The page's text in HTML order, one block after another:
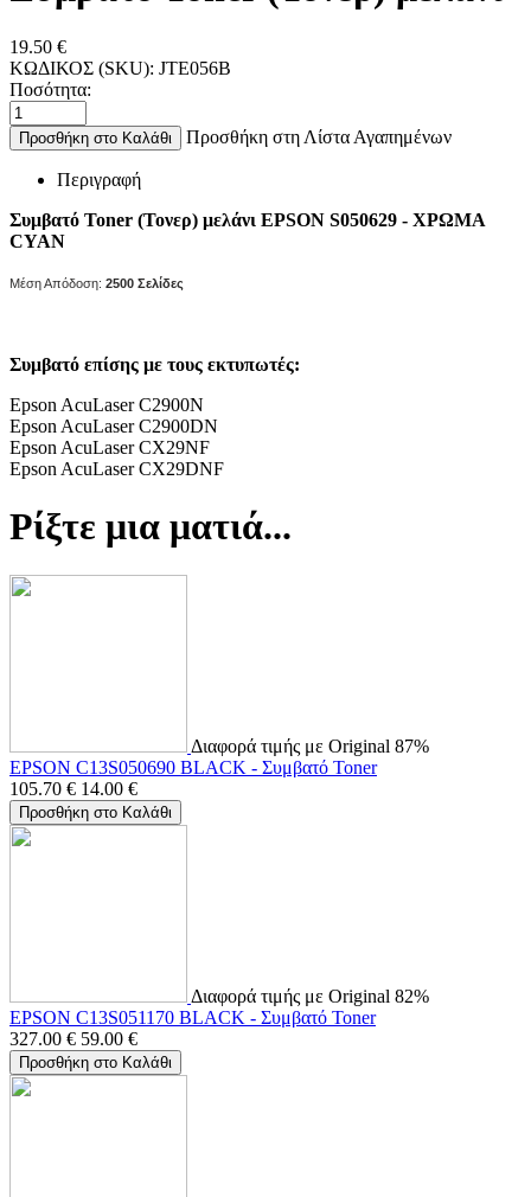
19.50 €
ΚΩΔΙΚΟΣ (SKU): JTE056B
Ποσότητα:
Προσθήκη στο Καλάθι Προσθήκη στη Λίστα Αγαπημένων
Περιγραφή
Συμβατό Toner (Τονερ) μελάνι EPSON S050629 - ΧΡΩΜΑ
CYAN
Μέση Απόδοση: 2500 Σελίδες
Συμβατό επίσης με τους εκτυπωτές:
Epson AcuLaser C2900N
Epson AcuLaser C2900DN
Epson AcuLaser CX29NF
Epson AcuLaser CX29DNF
Ρίξτε μια ματιά...
Διαφορά τιμής με Original 87%
EPSON C13S050690 BLACK - Συμβατό Toner
105.70 € 14.00 €
Προσθήκη στο Καλάθι
Διαφορά τιμής με Original 82%
EPSON C13S051170 BLACK - Συμβατό Toner
327.00 € 59.00 €
Προσθήκη στο Καλάθι